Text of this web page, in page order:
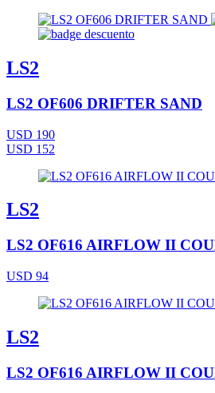
LS2
LS2 OF606 DRIFTER SAND
USD 190
USD 152
LS2
LS2 OF616 AIRFLOW II
USD 94
LS2
LS2 OF616 AIRFLOW II